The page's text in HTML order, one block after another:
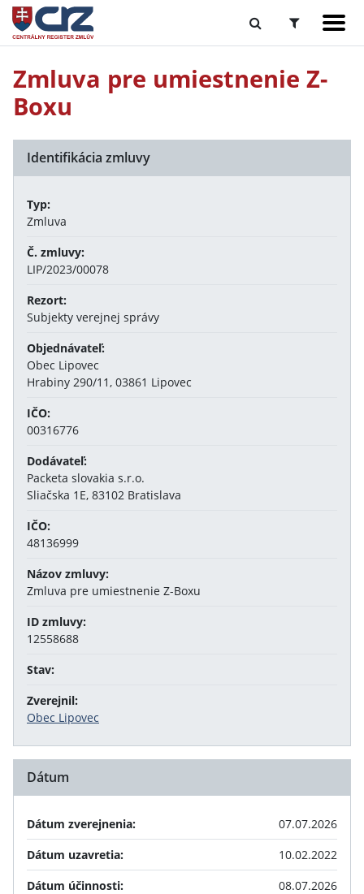
Zmluva pre umiestnenie Z-
Boxu
Identifikácia zmluvy
Typ:
Zmluva
Č. zmluvy:
LIP/2023/00078
Rezort:
Subjekty verejnej správy
Objednávateľ:
Obec Lipovec
Hrabiny 290/11, 03861 Lipovec
IČO:
00316776
Dodávateľ:
Packeta slovakia s.r.o.
Sliačska 1E, 83102 Bratislava
IČO:
48136999
Názov zmluvy:
Zmluva pre umiestnenie Z-Boxu
ID zmluvy:
12558688
Stav:
Zverejnil:
Obec Lipovec
Dátum
Dátum zverejnenia:
07.07.2026
Dátum uzavretia:
10.02.2022
Dátum účinnosti:
08.07.2026